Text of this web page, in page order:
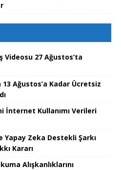
Videosu 27 Ağustos’ta
13 Ağustos’a Kadar Ücretsiz
İnternet Kullanımı Verileri
Yapay Zeka Destekli Şarkı
Kararı
Alışkanlıklarını